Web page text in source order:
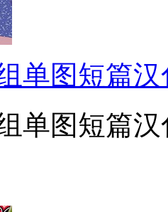
单图短篇
单图短篇汉